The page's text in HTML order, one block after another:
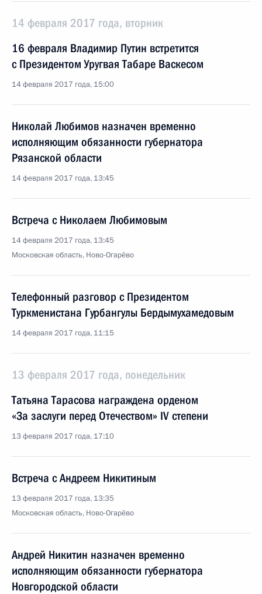
14 февраля 2017 года, вторник
16 февраля Владимир Путин встретится
с Президентом Уругвая Табаре Васкесом
14 февраля 2017 года, 15:00
Николай Любимов назначен временно
исполняющим обязанности губернатора
Рязанской области
14 февраля 2017 года, 13:45
Встреча с Николаем Любимовым
14 февраля 2017 года, 13:45
Московская область, Ново-Огарёво
Телефонный разговор с Президентом
Туркменистана Гурбангулы Бердымухамедовым
14 февраля 2017 года, 11:15
13 февраля 2017 года, понедельник
Татьяна Тарасова награждена орденом
«За заслуги перед Отечеством» IV степени
13 февраля 2017 года, 17:10
Встреча с Андреем Никитиным
13 февраля 2017 года, 13:35
Московская область, Ново-Огарёво
Андрей Никитин назначен временно
исполняющим обязанности губернатора
Новгородской области